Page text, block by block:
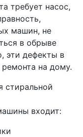
требует насос,
машин, не
в обрыве
эти дефекты в
на дому.
стиральной
входит: